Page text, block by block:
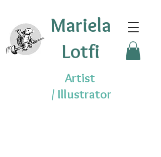
Mariela
Lotfi
Artist
/ Illustrator